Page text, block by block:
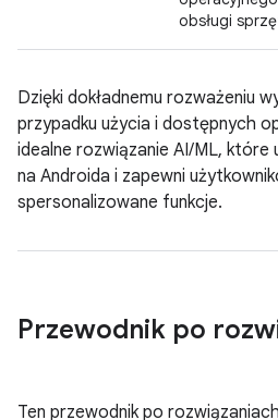
obsługi
Dzięki dokładnemu rozważeniu
przypadku użycia i dostępnych
idealne rozwiązanie AI/ML, które
na Androida i zapewni
spersonalizowane funkcje.
Przewodnik po
Ten przewodnik po